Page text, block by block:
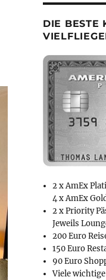
DIE BESTE
2 x AmEx
4 x AmEx
2 x Priority
Jeweils
200 Euro
150 Euro
90 Euro
Viele